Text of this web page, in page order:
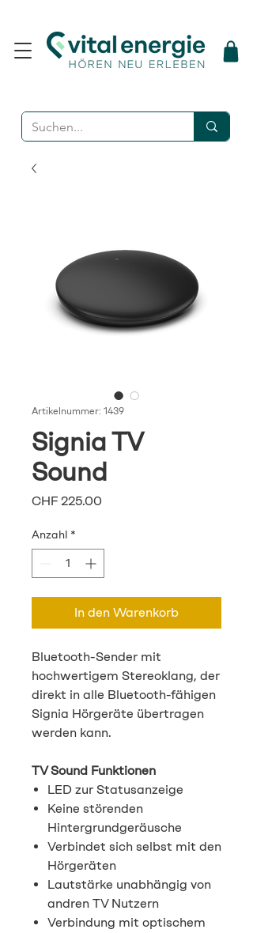
Artikelnummer: 1439
Signia TV
Sound
CHF 225.00
Anzahl *
In den Warenkorb
Bluetooth-Sender mit
hochwertigem Stereoklang, der
direkt in alle Bluetooth-fähigen
Signia Hörgeräte übertragen
werden kann.
TV Sound Funktionen
LED zur Statusanzeige
Keine störenden
Hintergrundgeräusche
Verbindet sich selbst mit den
Hörgeräten
Lautstärke unabhängig von
andren TV Nutzern
Verbindung mit optischem